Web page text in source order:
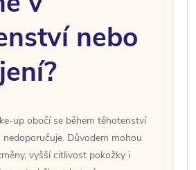
nebo
up obočí se během těhotenství
nedoporučuje. Důvodem mohou
vyšší citlivost pokožky i